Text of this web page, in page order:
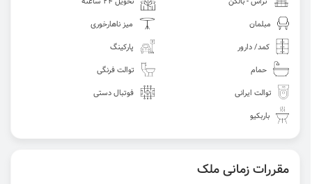
مبلمان
میز ناهارخوری
کمد/ دارور
پارکینگ
حمام
توالت فرنگی
توالت ایرانی
فوتبال دستی
باربکیو
مقررات زمانی ملک